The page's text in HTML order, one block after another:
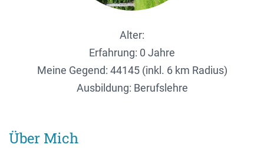
Alter:
Erfahrung: 0 Jahre
Meine Gegend: 44145 (inkl. 6 km Radius)
Ausbildung: Berufslehre
Über Mich